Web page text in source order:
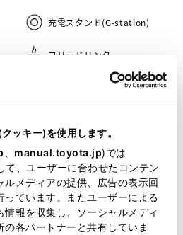
ッキー)を使用します。
manual.toyota.jp)では
、ユーザーに合わせたコンテン
ルメディアの提供、広告の表示回
ています。またユーザーによる
報を収集し、ソーシャルメディ
各パートナーと共有していま
充電スタンド(G-station)
フリードリンク
バリアフリー/多目的トイレ